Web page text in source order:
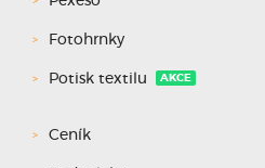
Fotohrnky
Potisk textilu AKCE
Ceník